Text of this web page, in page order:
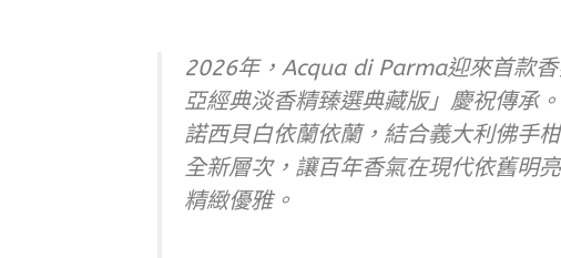
2026年，Acqua di Parma迎來首款
亞經典淡香精臻選典藏版」慶祝傳承
諾西貝白依蘭依蘭，結合義大利佛手
全新層次，讓百年香氣在現代依舊明
精緻優雅。